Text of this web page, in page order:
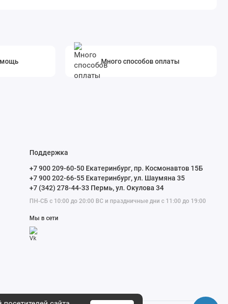
Много способов оплаты
Поддержка
+7 900 209-60-50 Екатеринбург, пр. Космонавтов 15Б
+7 900 202-66-55 Екатеринбург, ул. Шаумяна 35
+7 (342) 278-44-33 Пермь, ул. Окулова 34
ПН-СБ с 10:00 до 20:00 ВС и праздничные дни с 11:00 до 19:00
Мы в сети